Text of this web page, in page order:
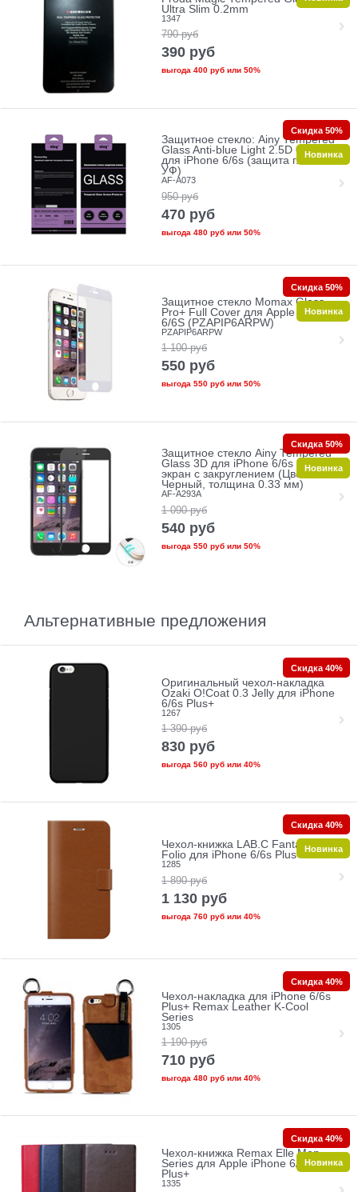
Ultra Slim 0.2mm
1347
790 руб
390 руб
выгода 400 рубили 50%
Защитное стекло: Ainy Tempered
Glass Anti-blue Light 2.5D 0.33mm
для iPhone 6/6s (защита глаз от
УФ)
AF-A073
950 руб
470 руб
выгода 480 рубили 50%
Скидка 50%
Новинка
Защитное стекло Momax Glass
Pro+ Full Cover для Apple iPhone
6/6S (PZAPIP6ARPW)
PZAPIP6ARPW
1 100 руб
550 руб
выгода 550 рубили 50%
Скидка 50%
Новинка
Защитное стекло Ainy Tempered
Glass 3D для iPhone 6/6s на весь
экран с закруглением (Цвет:
Черный, толщина 0.33 мм)
AF-A293A
1 090 руб
540 руб
выгода 550 рубили 50%
Скидка 50%
Новинка
Альтернативные предложения
Оригинальный чехол-накладка
Ozaki O!Coat 0.3 Jelly для iPhone
6/6s Plus+
1267
1 390 руб
830 руб
выгода 560 рубили 40%
Скидка 40%
Чехол-книжка LAB.C Fantastic 5
Folio для iPhone 6/6s Plus+
1285
1 890 руб
1 130 руб
выгода 760 рубили 40%
Скидка 40%
Новинка
Чехол-накладка для iPhone 6/6s
Plus+ Remax Leather K-Cool
Series
1305
1 190 руб
710 руб
выгода 480 рубили 40%
Скидка 40%
Чехол-книжка Remax Elle Men
Series для Apple iPhone 6/6s
Plus+
1335
Скидка 40%
Новинка